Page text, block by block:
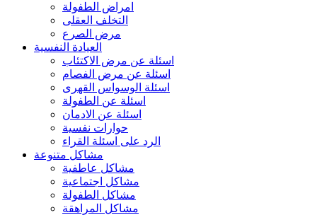
امراض الطفولة
التخلف العقلى
مرض الصرع
العيادة النفسية
اسئلة عن مرض الاكتئاب
اسئلة عن مرض الفصام
اسئلة الوسواس القهرى
اسئلة عن الطفولة
اسئلة عن الادمان
حوارات نفسية
الرد على اسئلة القراء
مشاكل متنوعة
مشاكل عاطفية
مشاكل اجتماعية
مشاكل الطفولة
مشاكل المراهقة